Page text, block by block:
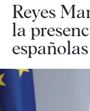
Reyes
la